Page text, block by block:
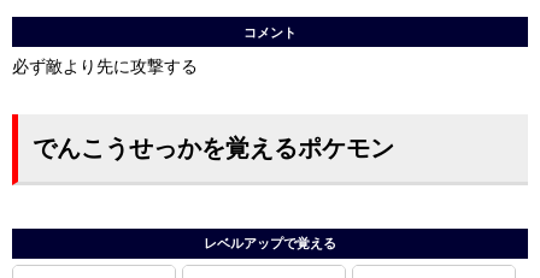
コメント
必ず敵より先に攻撃する
でんこうせっかを覚えるポケモン
レベルアップで覚える